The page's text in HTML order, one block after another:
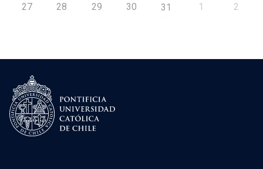
27 28 29 30 31 1 2